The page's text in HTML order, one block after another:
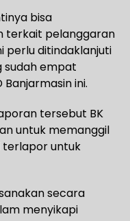
bisa
terkait pelanggaran
perlu ditindaklanjuti
sudah empat
ini.
tersebut BK
untuk memanggil
terlapor untuk
secara
menyikapi